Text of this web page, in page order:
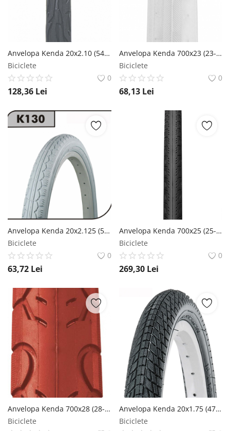
Anvelopa Kenda 20x2.10 (54-406) Flame Standard 60Tpi Kenda
Biciclete
0
128,36 Lei
Anvelopa Kenda 700x23 (23-622) Koncept Color SRC 30 Tpi Alb Kenda
Biciclete
0
68,13 Lei
Anvelopa Kenda 20x2.125 (57-406) K130 Strada Gri Kenda
Biciclete
0
63,72 Lei
Anvelopa Kenda 700x25 (25-622) Kriterium Pro L3R Pro Iron Cloak 120Tpi Kenda
Biciclete
0
269,30 Lei
Anvelopa Kenda 700x28 (28-622) Kwest Color 22Tpi Rosu Kenda
Biciclete
Anvelopa Kenda 20x1.75 (47-406) Kontact 22Tpi Negru Kenda
Biciclete